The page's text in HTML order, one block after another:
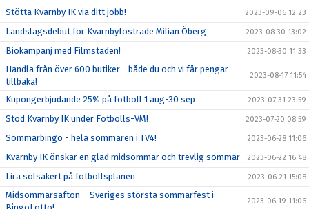
Stötta Kvarnby IK via ditt jobb! 2023-09-06 12:23
Landslagsdebut för Kvarnbyfostrade Milian Öberg 2023-08-30 13:02
Biokampanj med Filmstaden! 2023-08-30 11:33
Handla från över 600 butiker - både du och vi får pengar
tillbaka!
2023-08-17 11:54
Kupongerbjudande 25% på fotboll 1 aug-30 sep 2023-07-31 23:59
Stöd Kvarnby IK under Fotbolls-VM! 2023-07-20 08:59
Sommarbingo - hela sommaren i TV4! 2023-06-28 11:06
Kvarnby IK önskar en glad midsommar och trevlig sommar 2023-06-22 16:48
Lira solsäkert på fotbollsplanen 2023-06-21 15:08
Midsommarsafton – Sveriges största sommarfest i
2023-06-19 11:06